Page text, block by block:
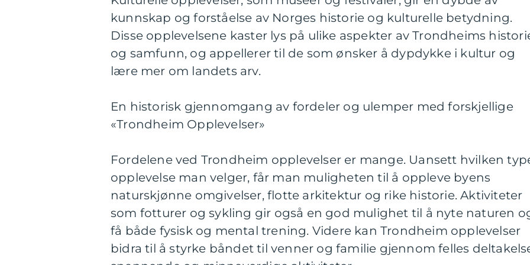
kunnskap og forståelse av Norges historie og kulturelle betydning.
Disse opplevelsene kaster lys på ulike aspekter av Trondheims
og samfunn, og appellerer til de som ønsker å dypdykke i kultur og
lære mer om landets arv.
En historisk gjennomgang av fordeler og ulemper med forskjellige
«Trondheim Opplevelser»
Fordelene ved Trondheim opplevelser er mange. Uansett hvilken
opplevelse man velger, får man muligheten til å oppleve byens
naturskjønne omgivelser, flotte arkitektur og rike historie. Aktiviteter
som fotturer og sykling gir også en god mulighet til å nyte naturen
få både fysisk og mental trening. Videre kan Trondheim opplevelser
bidra til å styrke båndet til venner og familie gjennom felles